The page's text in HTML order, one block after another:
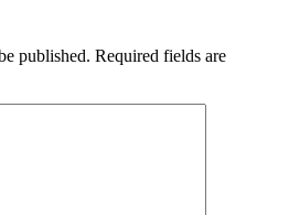
published. Required fields are